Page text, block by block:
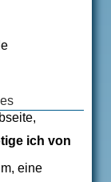
ich von
eine